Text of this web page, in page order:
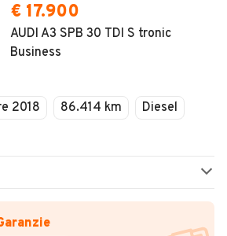
€ 17.900
AUDI A3 SPB 30 TDI S tronic
Business
2018 86.414 km
Diesel